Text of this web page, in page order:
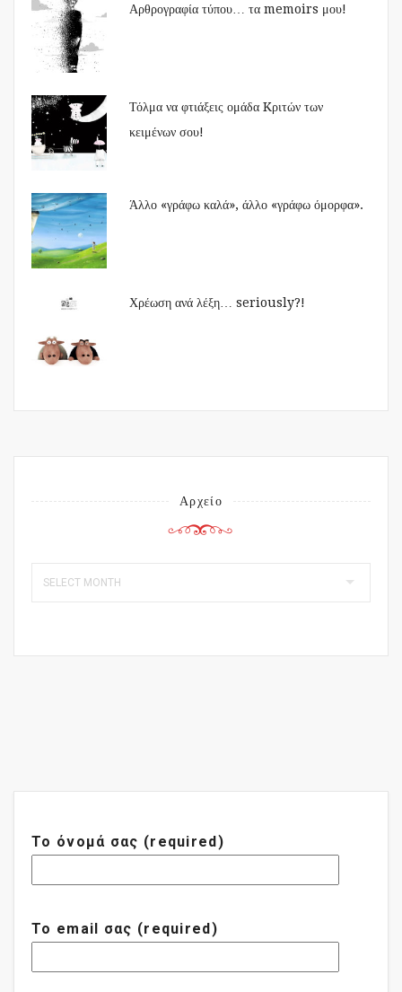
Αρθρογραφία τύπου… τα memoirs μου!
Τόλμα να φτιάξεις ομάδα Kριτών των
κειμένων σου!
Άλλο «γράφω καλά», άλλο «γράφω όμορφα».
Χρέωση ανά λέξη… seriously?!
Αρχείο
Το όνομά σας (required)
Το email σας (required)